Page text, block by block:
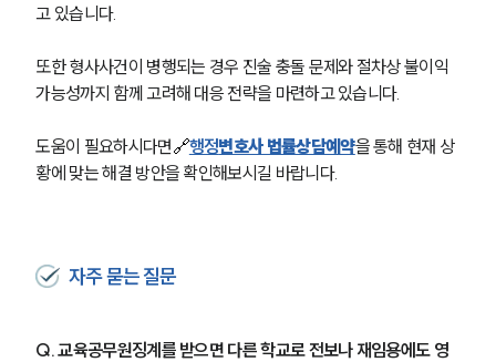
고 있습니다.
또한 형사사건이 병행되는 경우 진술 충돌 문제와 절차상 불이익
가능성까지 함께 고려해 대응 전략을 마련하고 있습니다.
도움이 필요하시다면🔗행정변호사 법률상담예약을 통해 현재 상
황에 맞는 해결 방안을 확인해보시길 바랍니다.
자주 묻는 질문
Q. 교육공무원징계를 받으면 다른 학교로 전보나 재임용에도 영